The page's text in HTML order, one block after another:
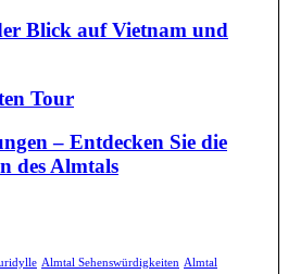
Blick auf Vietnam und
Tour
– Entdecken Sie die
des Almtals
Almtal Sehenswürdigkeiten Almtal